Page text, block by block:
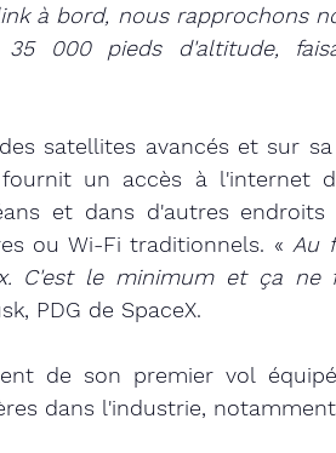
à bord, nous rapprochons
000 pieds d'altitude,
satellites avancés et sur
un accès à l'internet
et dans d'autres endroits
ou Wi-Fi traditionnels. « Au
C'est le minimum et ça
PDG de SpaceX.
de son premier vol
dans l'industrie,